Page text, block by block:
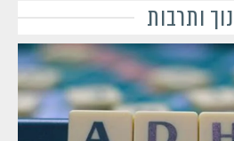
ותרבות